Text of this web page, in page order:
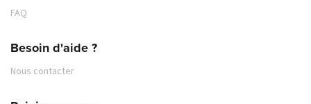
FAQ
Besoin d'aide ?
Nous contacter